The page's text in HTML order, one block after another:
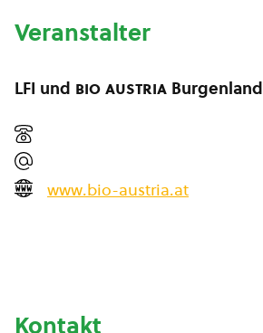
Veranstalter
LFI und bio austria Burgenland
www.bio-austria.at
Kontakt